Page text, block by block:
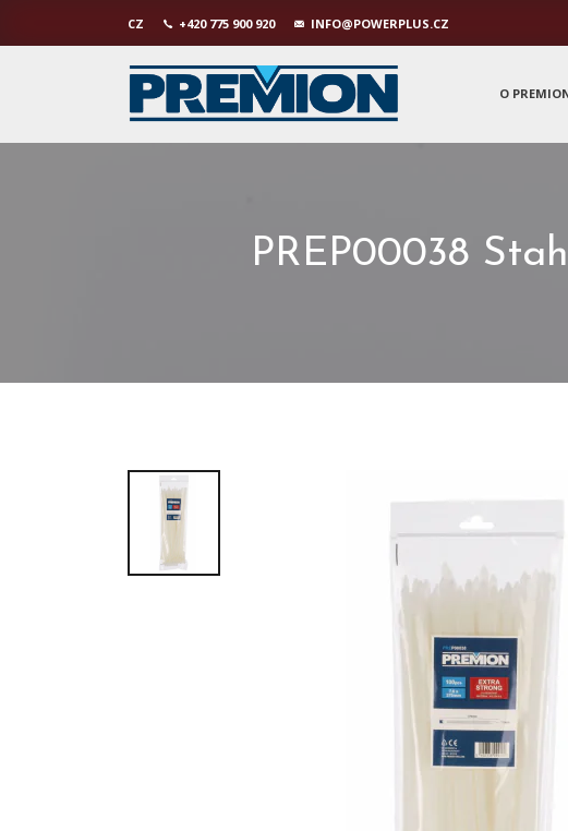
CZ +420 775 900 920 INFO@POWERPLUS.CZ
O
PREP00038